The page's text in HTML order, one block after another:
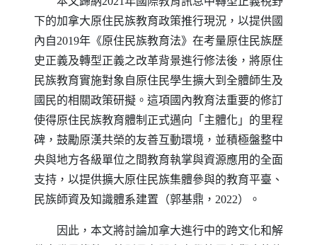
下的加拿大原住民族教育政策推行現況，以提供國
內自2019年《原住民族教育法》在考量原住民族歷
史正義及轉型正義之改革背景進行修法後，將原住
民族教育實施對象自原住民學生擴大到全體師生及
國民的相關政策研擬。這項國內教育法重要的修訂
使得原住民族教育體制正式邁向「主體化」的里程
碑，鼓勵原漢共榮的友善互動環境，並積極盤整中
央與地方各級單位之間教育執掌與資源應用的全面
支持，以提供擴大原住民族集體參與的教育平臺、
民族師資及知識體系建置（郭基鼎，2022）。
因此，本文將討論加拿大進行中的跨文化和解